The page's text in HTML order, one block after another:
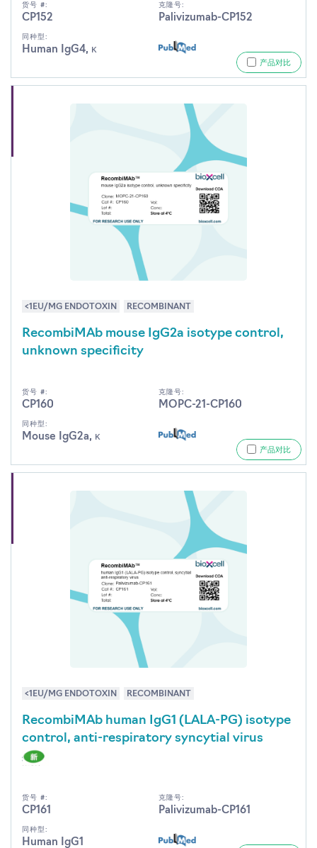
货号 #:
CP152
克隆号:
Palivizumab-CP152
同种型:
Human IgG4, κ
产品对比
<1EU/MG ENDOTOXIN RECOMBINANT
RecombiMAb mouse IgG2a isotype control,
unknown specificity
货号 #:
CP160
克隆号:
MOPC-21-CP160
同种型:
Mouse IgG2a, κ
产品对比
<1EU/MG ENDOTOXIN RECOMBINANT
RecombiMAb human IgG1 (LALA-PG) isotype
control, anti-respiratory syncytial virus
货号 #:
CP161
克隆号:
Palivizumab-CP161
同种型:
Human IgG1